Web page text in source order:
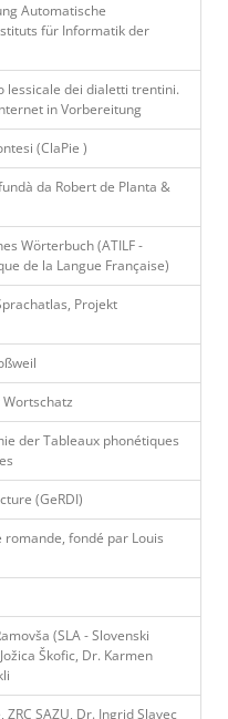
Automatische
für Informatik der
lessicale dei dialetti trentini.
in Vorbereitung
(ClaPie )
da Robert de Planta &
Wörterbuch (ATILF -
de la Langue Franҫaise)
Projekt
der Tableaux phonétiques
(GeRDI)
romande, fondé par Louis
(SLA - Slovenski
Škofic, Dr. Karmen
SAZU, Dr. Ingrid Slavec